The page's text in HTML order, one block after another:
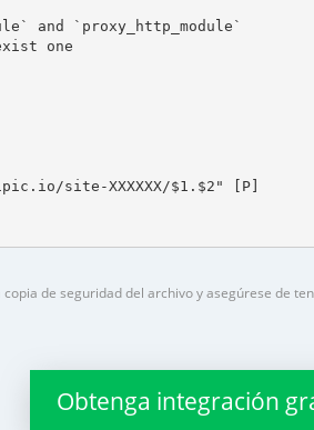
and `proxy_http_module`
one
site-XXXXXX/$1.$2" [P]
de seguridad del archivo y asegúrese de
Obtenga integración